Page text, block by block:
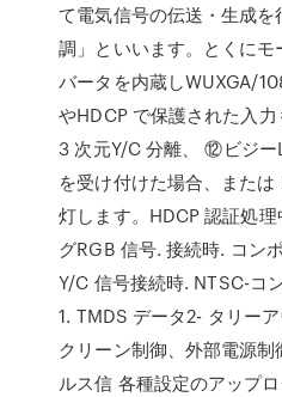
て電気信号の伝送・生成
調」といいます。とくに
バータを内蔵しWUXGA/
やHDCP で保護された入力
3 次元Y/C 分離、 ⑫ビジー
を受け付けた場合、また
灯します。HDCP 認証処
グRGB 信号. 接続時. コン
Y/C 信号接続時. NTSC-コ
1. TMDS データ2- タリー
クリーン制御、外部電源
ルス信 各種設定のアップ